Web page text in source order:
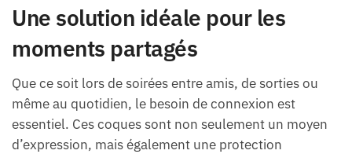
Une solution idéale pour les
moments partagés
Que ce soit lors de soirées entre amis, de sorties ou
même au quotidien, le besoin de connexion est
essentiel. Ces coques sont non seulement un moyen
d’expression, mais également une protection